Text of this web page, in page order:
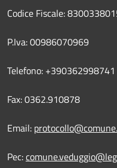
Codice Fiscale:
P.Iva: 00986070969
Telefono: +390362998741
Fax: 0362.910878
Email:
Pec: